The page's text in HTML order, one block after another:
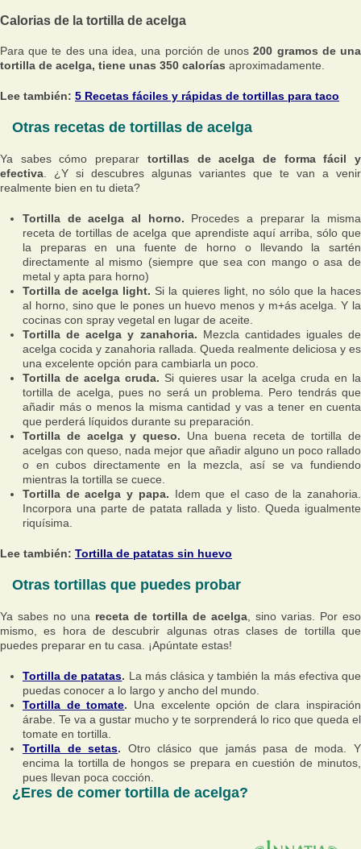
Calorias de la tortilla de acelga
Para que te des una idea, una porción de unos200 gramos de una
tortilla de acelga, tiene unas 350 calorías aproximadamente.
Lee también: 5 Recetas fáciles y rápidas de tortillas para taco
Otras recetas de tortillas de acelga
Ya sabes cómo preparar tortillas de acelga de forma fácil y
efectiva . ¿Y si descubres algunas variantes que te van a venir
realmente bien en tu dieta?
Tortilla de acelga al horno. Procedes a preparar la misma
receta de tortillas de acelga que aprendiste aquí arriba, sólo que
la preparas en una fuente de horno o llevando la sartén
directamente al mismo (siempre que sea con mango o asa de
metal y apta para horno)
Tortilla de acelga light. Si la quieres light, no sólo que la haces
al horno, sino que le pones un huevo menos y m+ás acelga. Y la
cocinas con spray vegetal en lugar de aceite.
Tortilla de acelga y zanahoria. Mezcla cantidades iguales de
acelga cocida y zanahoria rallada. Queda realmente deliciosa y es
una excelente opción para cambiarla un poco.
Tortilla de acelga cruda. Si quieres usar la acelga cruda en la
tortilla de acelga, pues no será un problema. Pero tendrás que
añadir más o menos la misma cantidad y vas a tener en cuenta
que perderá líquidos durante su preparación.
Tortilla de acelga y queso. Una buena receta de tortilla de
acelgas con queso, nada mejor que añadir alguno un poco rallado
o en cubos directamente en la mezcla, así se va fundiendo
mientras la tortilla se cuece.
Tortilla de acelga y papa. Idem que el caso de la zanahoria.
Incorpora una parte de patata rallada y listo. Queda igualmente
riquísima.
Lee también: Tortilla de patatas sin huevo
Otras tortillas que puedes probar
Ya sabes no una receta de tortilla de acelga , sino varias. Por eso
mismo, es hora de descubrir algunas otras clases de tortilla que
puedes preparar en tu casa. ¡Apúntate estas!
Tortilla de patatas. La más clásica y también la más efectiva que
puedas conocer a lo largo y ancho del mundo.
Tortilla de tomate. Una excelente opción de clara inspiración
árabe. Te va a gustar mucho y te sorprenderá lo rico que queda el
tomate en tortilla.
Tortilla de setas. Otro clásico que jamás pasa de moda. Y
encima la tortilla de hongos se prepara en cuestión de minutos,
pues llevan poca cocción.
¿Eres de comer tortilla de acelga?